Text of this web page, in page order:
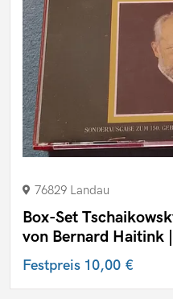
76829 Landau
Box-Set
von Bernard Haitink
Festpreis 10,00 €